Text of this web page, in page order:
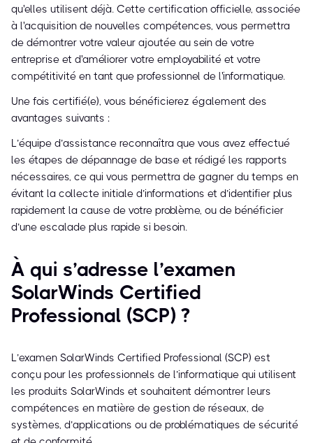
qu'elles utilisent déjà. Cette certification officielle, associée
à l'acquisition de nouvelles compétences, vous permettra
de démontrer votre valeur ajoutée au sein de votre
entreprise et d'améliorer votre employabilité et votre
compétitivité en tant que professionnel de l'informatique.
Une fois certifié(e), vous bénéficierez également des
avantages suivants :
L’équipe d’assistance reconnaîtra que vous avez effectué
les étapes de dépannage de base et rédigé les rapports
nécessaires, ce qui vous permettra de gagner du temps en
évitant la collecte initiale d’informations et d’identifier plus
rapidement la cause de votre problème, ou de bénéficier
d’une escalade plus rapide si besoin.
À qui s’adresse l’examen
SolarWinds Certified
Professional (SCP) ?
L’examen SolarWinds Certified Professional (SCP) est
conçu pour les professionnels de l’informatique qui utilisent
les produits SolarWinds et souhaitent démontrer leurs
compétences en matière de gestion de réseaux, de
systèmes, d’applications ou de problématiques de sécurité